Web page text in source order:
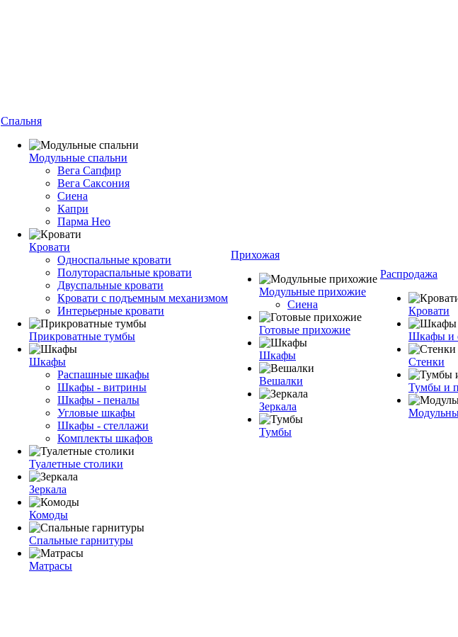
Спальня
Модульные спальни
Вега Сапфир
Вега Саксония
Сиена
Капри
Парма Нео
Кровати
Односпальные кровати
Полутораспальные кровати
Двуспальные кровати
Кровати с подъемным механизмом
Интерьерные кровати
Прикроватные тумбы
Шкафы
Распашные шкафы
Шкафы - витрины
Шкафы - пеналы
Угловые шкафы
Шкафы - стеллажи
Комплекты шкафов
Туалетные столики
Зеркала
Комоды
Спальные гарнитуры
Матрасы
Прихожая
Модульные прихожие
Сиена
Готовые прихожие
Шкафы
Вешалки
Зеркала
Тумбы
Распродажа
Кровати
Шкафы и
Стенки
Тумбы и